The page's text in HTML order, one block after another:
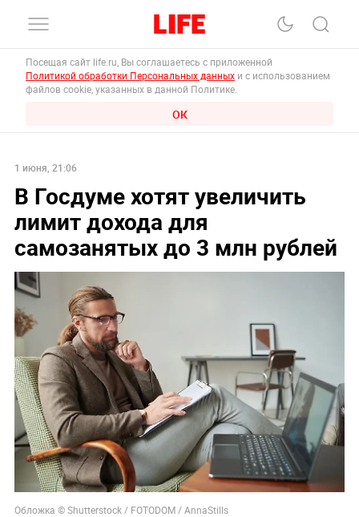
Посещая сайт life.ru, Вы соглашаетесь с приложенной
Политикой обработки Персональных данных и с использованием
файлов cookie, указанных в данной Политике.
ОК
1 июня, 21:06
В Госдуме хотят увеличить
лимит дохода для
самозанятых до 3 млн рублей
Обложка © Shutterstock / FOTODOM / AnnaStills